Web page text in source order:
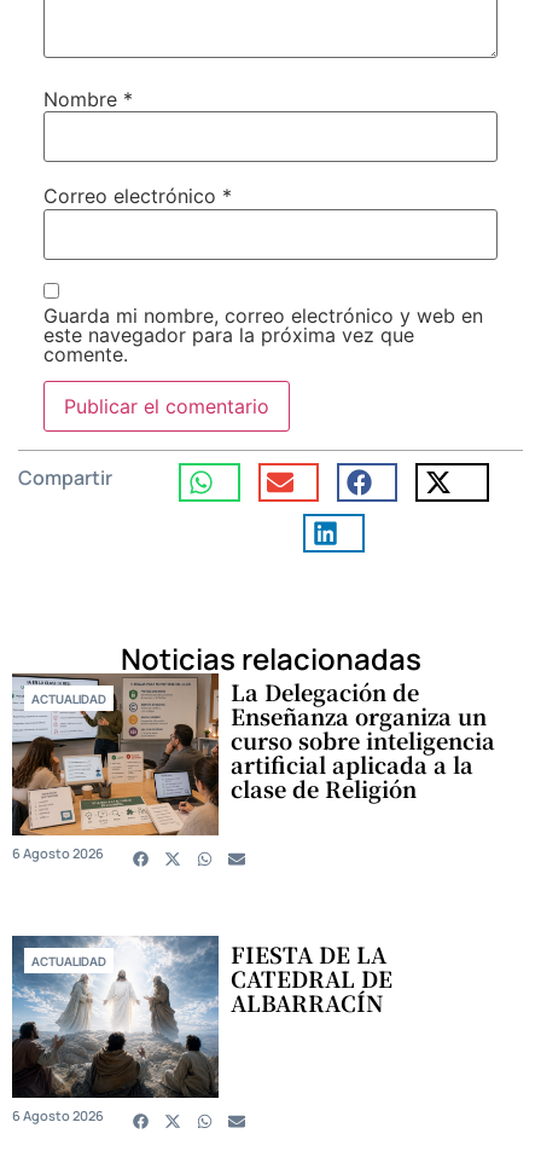
Nombre *
Correo electrónico *
Guarda mi nombre, correo electrónico y web en
este navegador para la próxima vez que
comente.
Compartir
Noticias relacionadas
ACTUALIDAD La Delegación de
Enseñanza organiza un
curso sobre inteligencia
artificial aplicada a la
clase de Religión
6 Agosto 2026
ACTUALIDAD FIESTA DE LA
CATEDRAL DE
ALBARRACÍN
6 Agosto 2026